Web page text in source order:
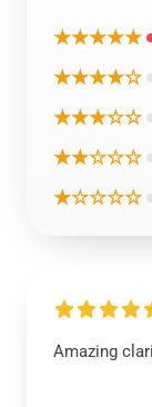
★★★★★
★★★★☆
★★★☆☆
★★☆☆☆
★☆☆☆☆
Amazing